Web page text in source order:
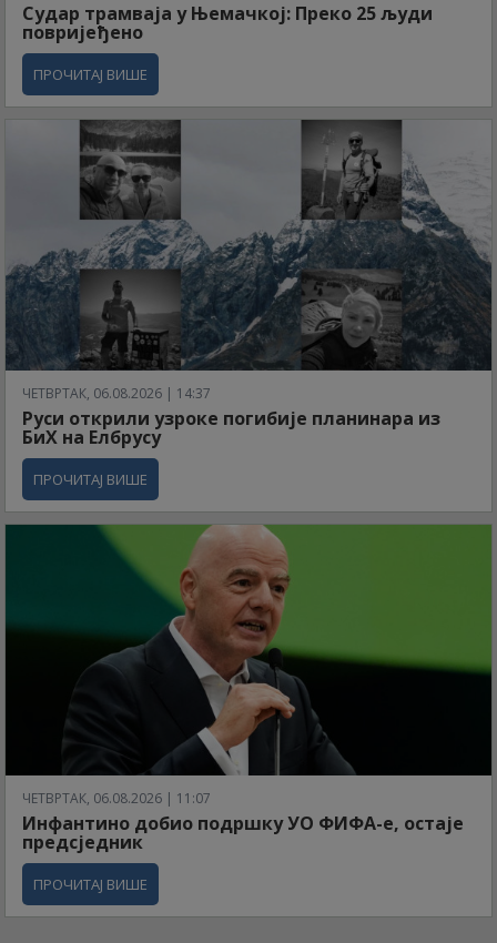
Судар трамваја у Њемачкој: Преко 25 људи
повријеђено
ПРОЧИТАЈ ВИШЕ
ЧЕТВРТАК, 06.08.2026 | 14:37
Руси открили узроке погибије планинара из
БиХ на Елбрусу
ПРОЧИТАЈ ВИШЕ
ЧЕТВРТАК, 06.08.2026 | 11:07
Инфантино добио подршку УО ФИФА-е, остаје
предсједник
ПРОЧИТАЈ ВИШЕ